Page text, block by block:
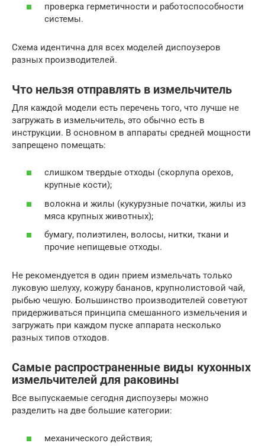
проверка герметичности и работоспособности
системы.
Схема идентична для всех моделей диспоузеров
разных производителей.
Что нельзя отправлять в измельчитель
Для каждой модели есть перечень того, что лучше не
загружать в измельчитель, это обычно есть в
инструкции. В основном в аппараты средней мощности
запрещено помещать:
слишком твердые отходы (скорлупа орехов,
крупные кости);
волокна и жилы (кукурузные початки, жилы из
мяса крупных животных);
бумагу, полиэтилен, волосы, нитки, ткани и
прочие непищевые отходы.
Не рекомендуется в один прием измельчать только
луковую шелуху, кожуру бананов, крупнолистовой чай,
рыбью чешую. Большинство производителей советуют
придерживаться принципа смешанного измельчения и
загружать при каждом пуске аппарата несколько
разных типов отходов.
Самые распространенные виды кухонных
измельчителей для раковины
Все выпускаемые сегодня диспоузеры можно
разделить на две большие категории:
механического действия;